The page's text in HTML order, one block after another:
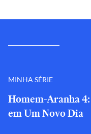
MINHA SÉRIE
Homem-Aranha
em Um Novo Dia